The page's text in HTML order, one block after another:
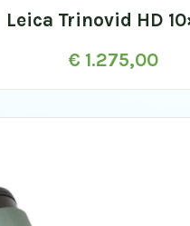
Leica Trinovid HD
€ 1.275,00